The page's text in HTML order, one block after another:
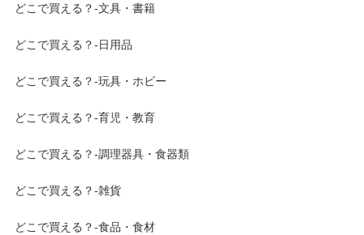
どこで買える？-文具・書籍
どこで買える？-日用品
どこで買える？-玩具・ホビー
どこで買える？-育児・教育
どこで買える？-調理器具・食器類
どこで買える？-雑貨
どこで買える？-食品・食材